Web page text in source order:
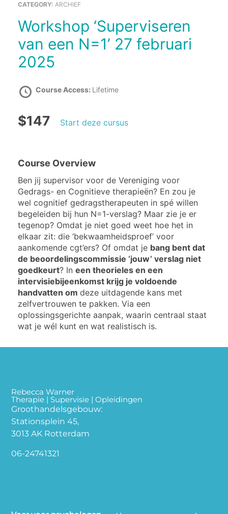
CATEGORY: ARCHIEF
Workshop ‘Superviseren
van een N=1’ 27 februari
2025
Course Access: Lifetime
$147 Start deze cursus
Course Overview
Ben jij supervisor voor de Vereniging voor
Gedrags- en Cognitieve therapieën? En zou je
wel cognitief gedragstherapeuten in spé willen
begeleiden bij hun N=1-verslag? Maar zie je er
tegenop? Omdat je niet goed weet hoe het in
elkaar zit: die ‘bekwaamheidsproef’ voor
aankomende cgt’ers? Of omdat je bang bent dat
de beoordelingscommissie ‘jouw’ verslag niet
goedkeurt? In een theorieles en een
intervisiebijeenkomst krijg je voldoende
handvatten om deze uitdagende kans met
zelfvertrouwen te pakken. Via een
oplossingsgerichte aanpak, waarin centraal staat
wat je wél kunt en wat realistisch is.
Rebecca Warner
Therapie | Supervisie | Opleidingen
Groothandelsgebouw:
Stationsplein 45,
3013 AK Rotterdam
06-24741321